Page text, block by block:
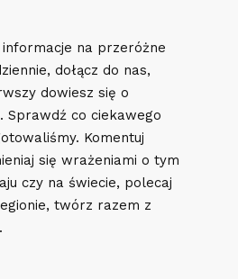
na przeróżne
dołącz do nas,
dowiesz się o
Sprawdź co ciekawego
Komentuj
się wrażeniami o tym
czy na świecie, polecaj
twórz razem z